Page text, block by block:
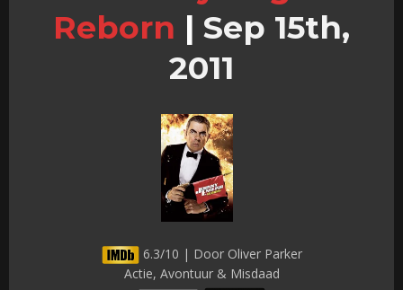
Reborn | Sep 15th,
2011
6.3/10 | Door Oliver Parker
Actie, Avontuur & Misdaad